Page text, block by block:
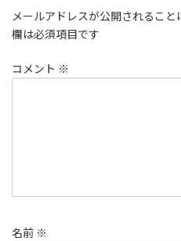
メールアドレスが公開されること
欄は必須項目です
コメント ※
名前 ※